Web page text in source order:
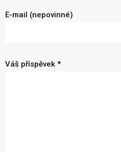
E-mail (nepovinné)
Váš příspěvek *